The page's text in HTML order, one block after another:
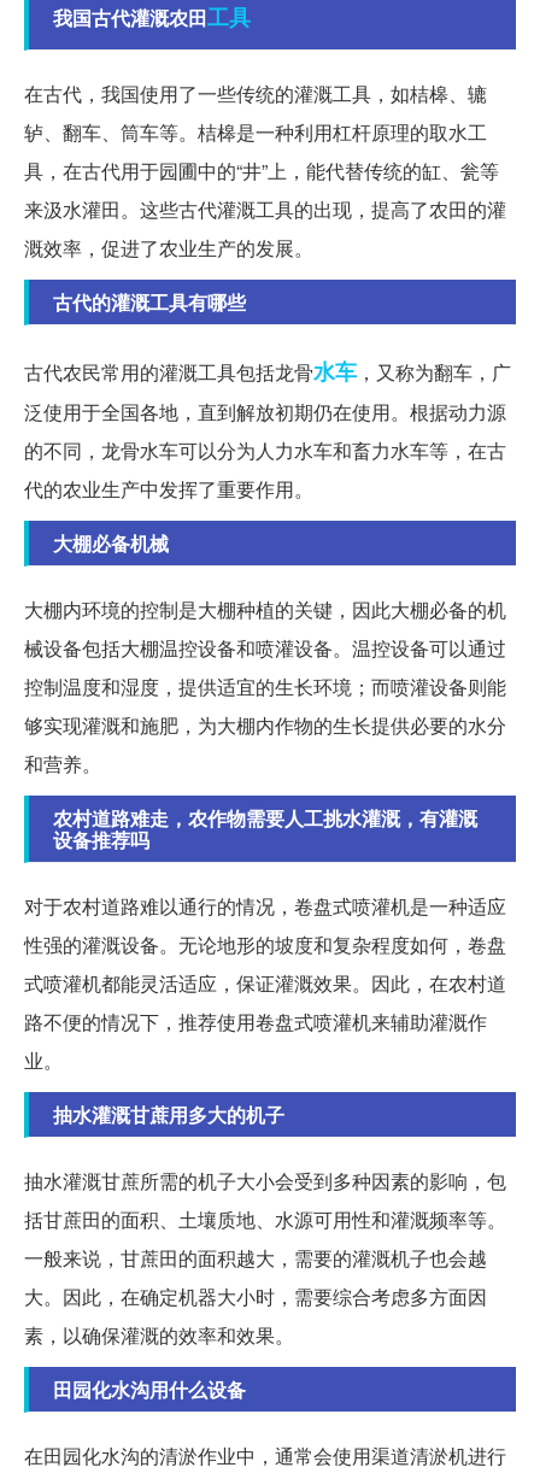
我国古代灌溉农田工具
在古代，我国使用了一些传统的灌溉工具，如桔槔、辘
轳、翻车、筒车等。桔槔是一种利用杠杆原理的取水工
具，在古代用于园圃中的“井”上，能代替传统的缸、瓮等
来汲水灌田。这些古代灌溉工具的出现，提高了农田的灌
溉效率，促进了农业生产的发展。
古代的灌溉工具有哪些
古代农民常用的灌溉工具包括龙骨水车 ，又称为翻车，广
泛使用于全国各地，直到解放初期仍在使用。根据动力源
的不同，龙骨水车可以分为人力水车和畜力水车等，在古
代的农业生产中发挥了重要作用。
大棚必备机械
大棚内环境的控制是大棚种植的关键，因此大棚必备的机
械设备包括大棚温控设备和喷灌设备。温控设备可以通过
控制温度和湿度，提供适宜的生长环境；而喷灌设备则能
够实现灌溉和施肥，为大棚内作物的生长提供必要的水分
和营养。
农村道路难走，农作物需要人工挑水灌溉，有灌溉
设备推荐吗
对于农村道路难以通行的情况，卷盘式喷灌机是一种适应
性强的灌溉设备。无论地形的坡度和复杂程度如何，卷盘
式喷灌机都能灵活适应，保证灌溉效果。因此，在农村道
路不便的情况下，推荐使用卷盘式喷灌机来辅助灌溉作
业。
抽水灌溉甘蔗用多大的机子
抽水灌溉甘蔗所需的机子大小会受到多种因素的影响，包
括甘蔗田的面积、土壤质地、水源可用性和灌溉频率等。
一般来说，甘蔗田的面积越大，需要的灌溉机子也会越
大。因此，在确定机器大小时，需要综合考虑多方面因
素，以确保灌溉的效率和效果。
田园化水沟用什么设备
在田园化水沟的清淤作业中，通常会使用渠道清淤机进行